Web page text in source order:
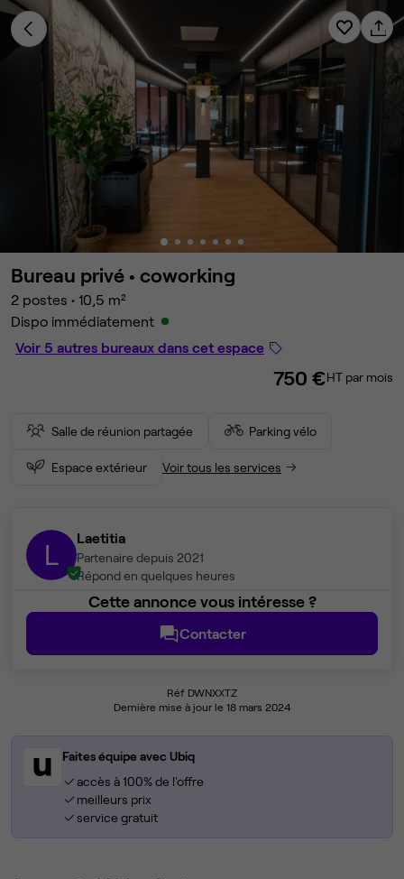
Bureau privé • coworking
2 postes • 10,5 m²
Dispo immédiatement
Voir 5 autres bureaux dans cet espace
750 €HT par mois
Salle de réunion partagée Parking vélo
Espace extérieur Voir tous les services
L Laetitia
Partenaire depuis 2021
Répond en quelques heures
Cette annonce vous intéresse ?
Contacter
Réf DWNXXTZ
Dernière mise à jour le 18 mars 2024
Faites équipe avec Ubiq
accès à 100% de l'offre
meilleurs prix
service gratuit